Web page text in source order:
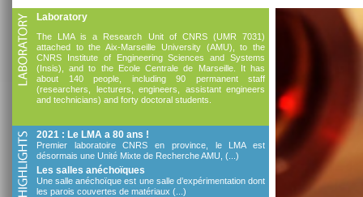
Laboratory
The LMA is a Research Unit of CNRS (UMR 7031)
attached to the Aix-Marseille University (AMU), to the
CNRS Institute of Engineering Sciences and Systems
(Insis), and to the Ecole Centrale de Marseille. It has
about 140 people, including 90 permanent staff
(researchers, lecturers, engineers, assistant engineers
and technicians) and forty doctoral students.
2021 : Le LMA a 80 ans !
Premier laboratoire CNRS en province, le LMA est
désormais une Unité Mixte de Recherche AMU, (...)
Les salles anéchoïques
Une salle anéchoïque est une salle d’expérimentation dont
les parois couvertes de matériaux (...)